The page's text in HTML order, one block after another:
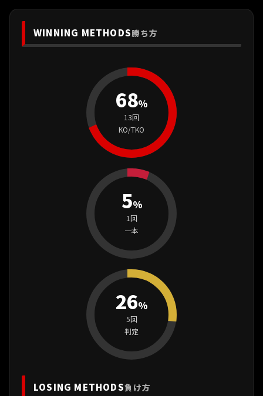
WINNING METHODS勝ち方
68%
13回
KO/TKO
5%
1回
一本
26%
5回
判定
LOSING METHODS負け方